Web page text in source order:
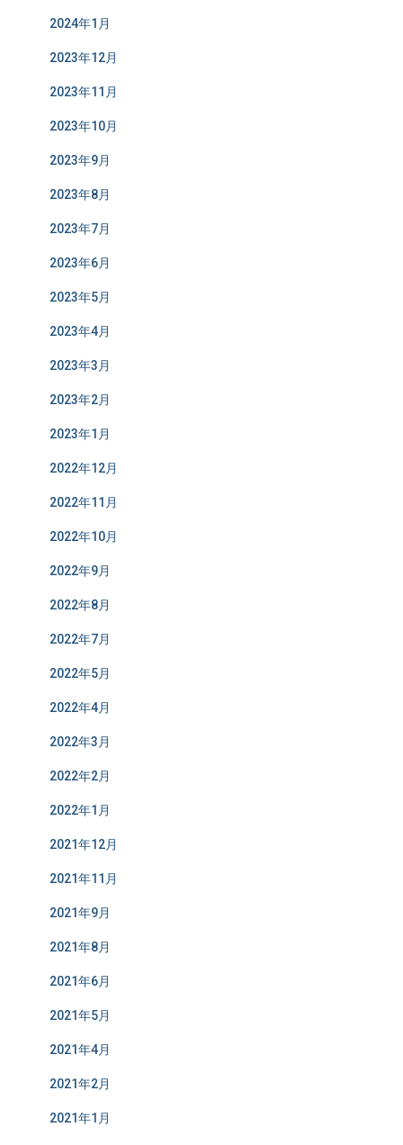
2024年1月
2023年12月
2023年11月
2023年10月
2023年9月
2023年8月
2023年7月
2023年6月
2023年5月
2023年4月
2023年3月
2023年2月
2023年1月
2022年12月
2022年11月
2022年10月
2022年9月
2022年8月
2022年7月
2022年5月
2022年4月
2022年3月
2022年2月
2022年1月
2021年12月
2021年11月
2021年9月
2021年8月
2021年6月
2021年5月
2021年4月
2021年2月
2021年1月